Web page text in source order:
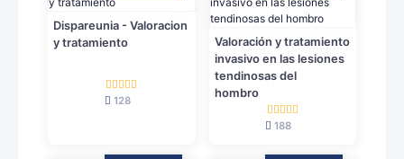
Dispareunia - Valoracion
y tratamiento
128
Valoración y tratamiento
invasivo en las lesiones
tendinosas del
hombro
188